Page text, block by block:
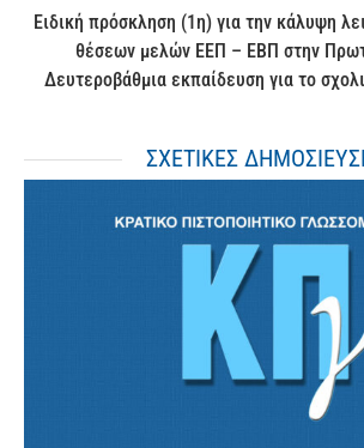
Ειδική πρόσκληση (1η) για την κάλυψη
θέσεων μελών ΕΕΠ – ΕΒΠ στην
Δευτεροβάθμια εκπαίδευση για το
ΣΧΕΤΙΚΕΣ